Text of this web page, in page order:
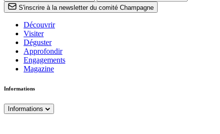
S'inscrire à la newsletter du comité Champagne
Découvrir
Visiter
Déguster
Approfondir
Engagements
Magazine
Informations
Informations